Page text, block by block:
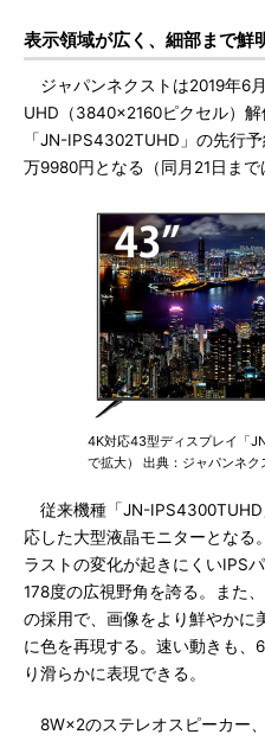
表示領域が広く、細部まで鮮
ジャパンネクストは2019年6
UHD（3840×2160ピクセル）
「JN-IPS4302TUHD」の先行
万9980円となる（同月21日まで
4K対応43型ディスプレイ「
で拡大） 出典：ジャパンネク
従来機種「JN-
応した大型液晶モニターとなる
ラストの変化が起きにくいIPS
178度の広視野角を誇る。また
の採用で、画像をより鮮やかに
に色を再現する。速い動きも、
り滑らかに表現できる。
8W×2のステレオスピーカー